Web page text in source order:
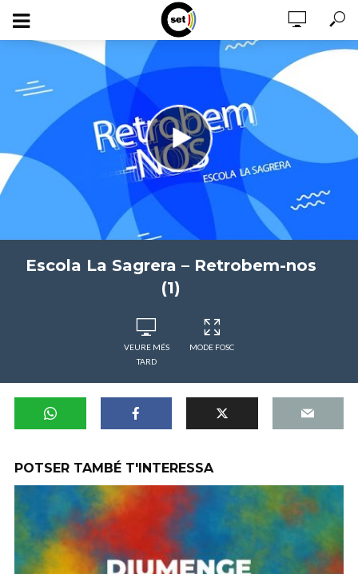
Escola La Sagrera – Retrobem-nos
(1)
VEURE MÉS
TARD
MODE FOSC
POTSER TAMBÉ T'INTERESSA